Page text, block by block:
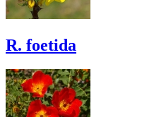
R. foetida